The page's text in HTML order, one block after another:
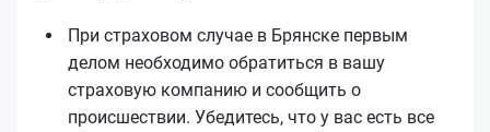
При страховом случае в Брянске первым
делом необходимо обратиться в вашу
страховую компанию и сообщить о
происшествии. Убедитесь, что у вас есть все